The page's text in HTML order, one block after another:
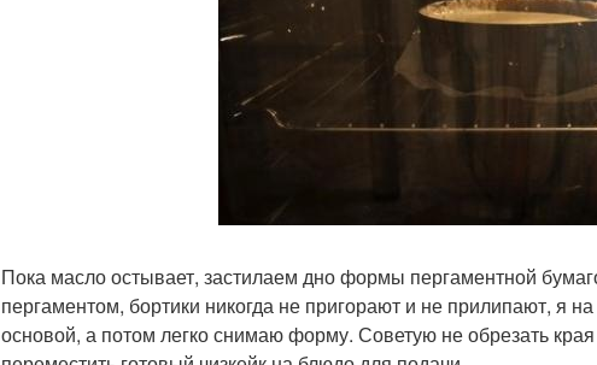
Пока масло остывает, застилаем дно формы пергаментной
пергаментом, бортики никогда не пригорают и не прилипают, я
основой, а потом легко снимаю форму. Советую не обрезать края